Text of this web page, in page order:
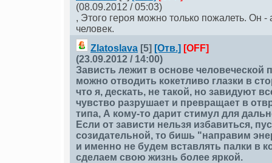
(08.09.2012 / 05:03)
, Этого героя можно только пожалеть. Он -
человек.
Zlatoslava [5] [Отв.] [OFF]
(23.09.2012 / 14:00)
Зависть лежит в основе человеческой
можно отводить кокетливо глазки в
что я, дескать, не такой, но завидуют
чувство разрушает и превращает в
типа, А кому-то дарит стимул для
Если от зависти нельзя избавиться,
созидательной, то бишь "направим
и именно не будем вставлять палки в
сделаем свою жизнь более яркой.